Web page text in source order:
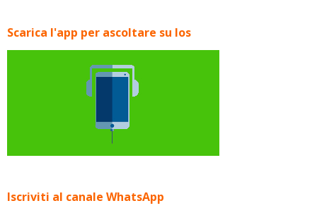
Scarica l'app per ascoltare su Ios
Iscriviti al canale WhatsApp